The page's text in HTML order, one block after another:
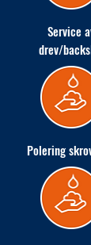
Service
drev/
Polering